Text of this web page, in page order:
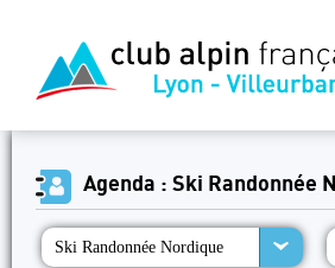
Agenda : Ski Randonnée
Ski Randonnée Nordique